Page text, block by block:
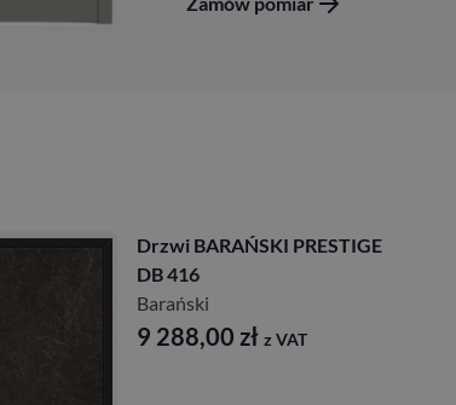
Drzwi BARAŃSKI PRESTIGE
DB 416
Barański
9 288,00 zł z VAT